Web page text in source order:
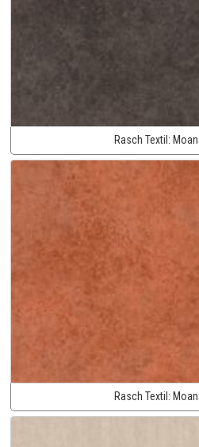
Rasch Textil:
Rasch Textil: